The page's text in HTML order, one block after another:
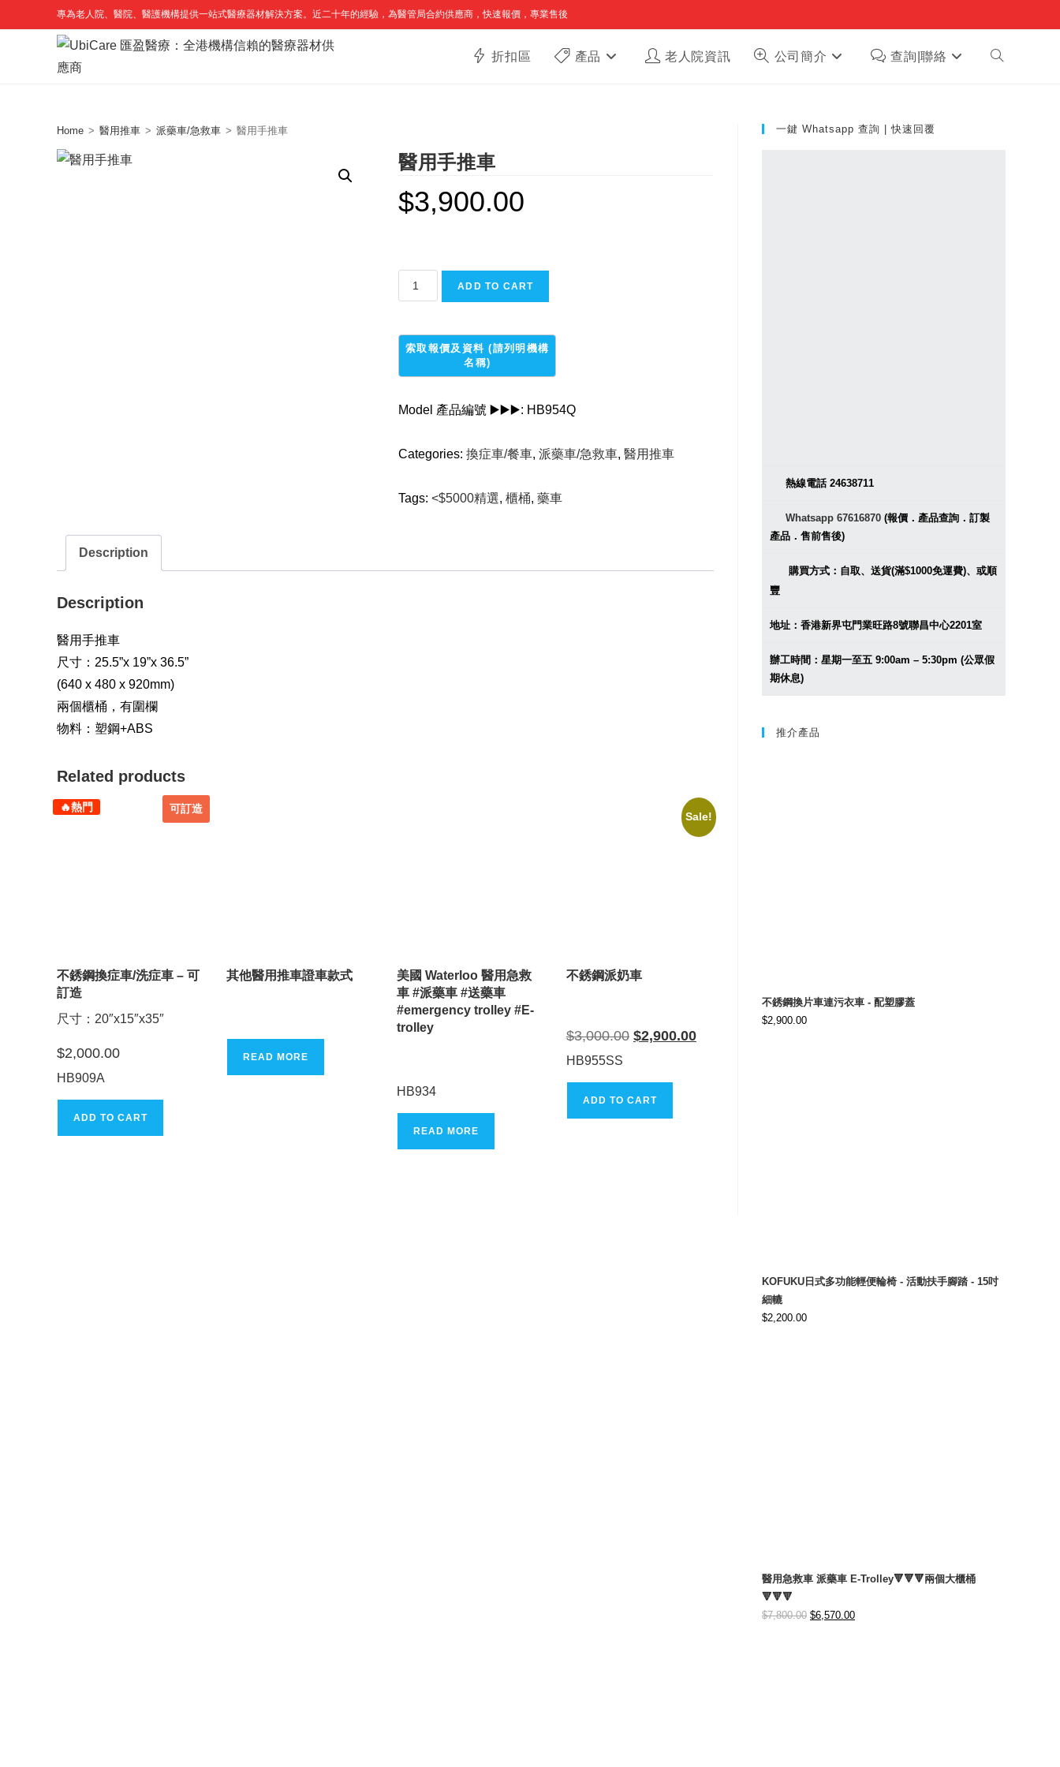
to
專為老人院、醫院、醫護機構提供一站式醫療器材解決方案。近二十年的經驗，為醫管局合約供應商，快速報價，專業售後
折扣區 產品 老人院資訊 公司簡介 查詢|聯絡 Toggle
Home > 醫用推車 > 派藥車/急救車 > 醫用手推車
醫用手推車
$3,900.00
用
推
車
quantity
ADD TO CART
Model 產品編號 ▶️▶️▶️: HB954Q
Categories:換症車/餐車,派藥車/急救車,醫用推車
Tags:<$5000精選,櫃桶,藥車
Description
Description
醫用手推車
尺寸：25.5”x 19”x 36.5”
(640 x 480 x 920mm)
兩個櫃桶，有圍欄
物料：塑鋼+ABS
Related products
🔥熱門 可訂造
不銹鋼換症車/洗症車 – 可
訂造
尺寸：20″x15″x35″
$2,000.00
HB909A
ADD TO CART
其他醫用推車證車款式
READ MORE
美國 Waterloo 醫用急救
車 #派藥車 #送藥車
#emergency trolley #E-
trolley
HB934
READ MORE
Sale!
不銹鋼派奶車
$3,000.00 Original
price
$2,900.00Current
price
HB955SS
ADD TO CART
一鍵 Whatsapp 查詢 | 快速回覆
熱線電話 24638711
Whatsapp 67616870 (報價．產品查詢．訂製
產品．售前售後)
購買方式：自取、送貨(滿$1000免運費)、或順
豐
地址：香港新界屯門業旺路8號聯昌中心2201室
辦工時間：星期一至五 9:00am – 5:30pm (公眾假
期休息)
推介產品
不銹鋼換片車連污衣車 - 配塑膠蓋
$2,900.00
KOFUKU日式多功能輕便輪椅 - 活動扶手腳踏 - 15吋
細轆
$2,200.00
醫用急救車 派藥車 E-Trolley🔻🔻🔻兩個大櫃桶
🔻🔻🔻
$7,800.00 Original
$6,570.00Current